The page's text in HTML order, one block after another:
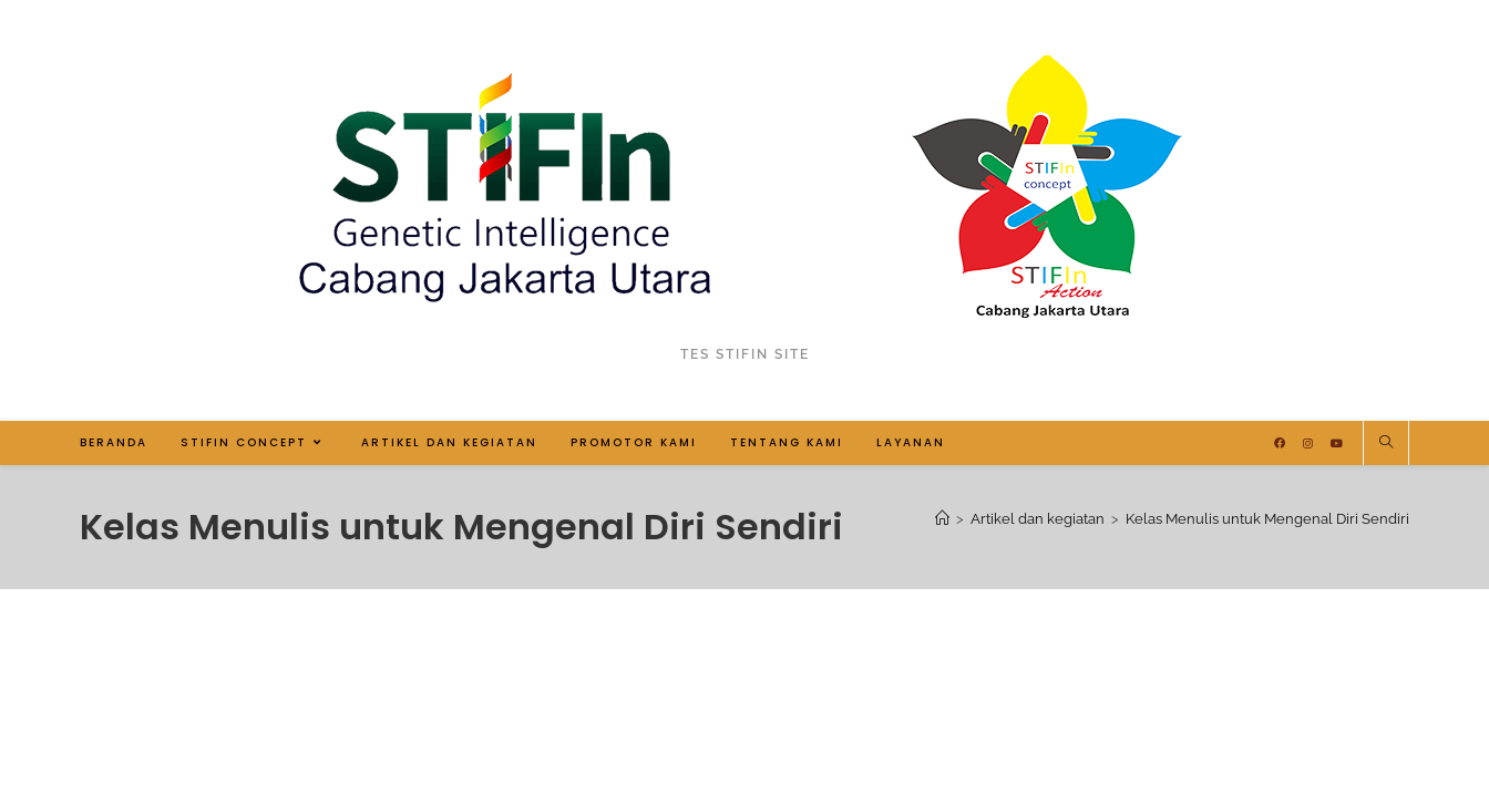
TES STIFIN SITE
BERANDA STIFIN CONCEPT ARTIKEL DAN KEGIATAN PROMOTOR KAMI TENTANG KAMI LAYANAN
Kelas Menulis untuk Mengenal Diri Sendiri > Artikel dan kegiatan > Kelas Menulis untuk Mengenal Diri Sendiri